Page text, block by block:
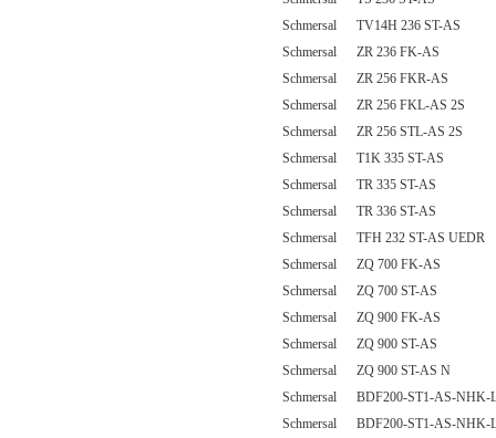
Schmersal TV14H 236 ST-AS
Schmersal ZR 236 FK-AS
Schmersal ZR 256 FKR-AS
Schmersal ZR 256 FKL-AS 2S
Schmersal ZR 256 STL-AS 2S
Schmersal T1K 335 ST-AS
Schmersal TR 335 ST-AS
Schmersal TR 336 ST-AS
Schmersal TFH 232 ST-AS UEDR
Schmersal ZQ 700 FK-AS
Schmersal ZQ 700 ST-AS
Schmersal ZQ 900 FK-AS
Schmersal ZQ 900 ST-AS
Schmersal ZQ 900 ST-AS N
Schmersal BDF200-ST1-AS-NHK-
Schmersal BDF200-ST1-AS-NHK-